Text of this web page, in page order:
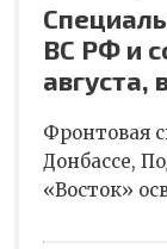
ВС РФ и
августа,
Фронтовая
Донбассе,
«Восток»